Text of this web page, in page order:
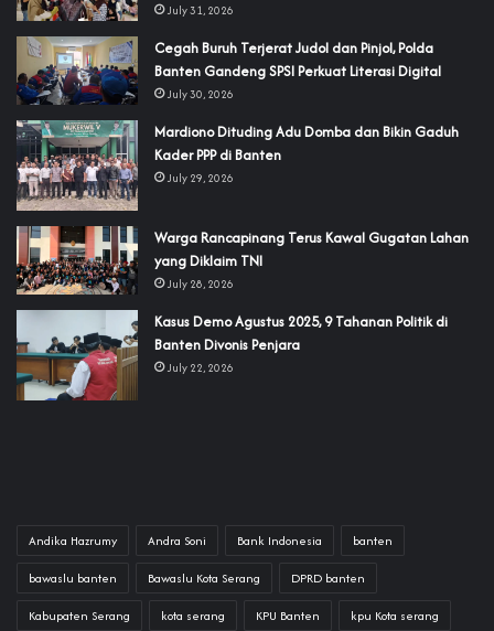
July 31, 2026
Cegah Buruh Terjerat Judol dan Pinjol, Polda
Banten Gandeng SPSI Perkuat Literasi Digital
July 30, 2026
‎Mardiono Dituding Adu Domba dan Bikin Gaduh
Kader PPP di Banten
July 29, 2026
‎Warga Rancapinang Terus Kawal Gugatan Lahan
yang Diklaim TNI‎‎
July 28, 2026
‎Kasus Demo Agustus 2025, 9 Tahanan Politik di
Banten Divonis Penjara
July 22, 2026
Andika Hazrumy Andra Soni Bank Indonesia banten
bawaslu banten Bawaslu Kota Serang DPRD banten
Kabupaten Serang kota serang KPU Banten kpu Kota serang